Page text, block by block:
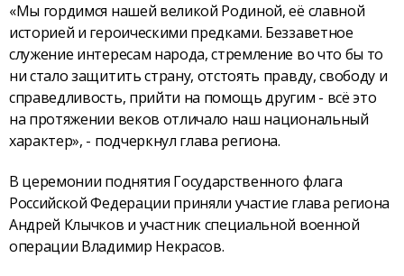
«Мы гордимся нашей великой Родиной, её славной
историей и героическими предками. Беззаветное
служение интересам народа, стремление во что бы то
ни стало защитить страну, отстоять правду, свободу и
справедливость, прийти на помощь другим - всё это
на протяжении веков отличало наш национальный
характер», - подчеркнул глава региона.
В церемонии поднятия Государственного флага
Российской Федерации приняли участие глава региона
Андрей Клычков и участник специальной военной
операции Владимир Некрасов.